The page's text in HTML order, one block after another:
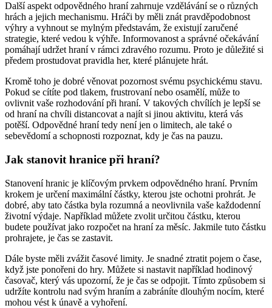
Další aspekt odpovědného hraní zahrnuje vzdělávání se o různých
hrách a jejich mechanismu. Hráči by měli znát pravděpodobnost
výhry a vyhnout se mylným představám, že existují zaručené
strategie, které vedou k výhře. Informovanost a správné očekávání
pomáhají udržet hraní v rámci zdravého rozumu. Proto je důležité si
předem prostudovat pravidla her, které plánujete hrát.
Kromě toho je dobré věnovat pozornost svému psychickému stavu.
Pokud se cítíte pod tlakem, frustrovaní nebo osamělí, může to
ovlivnit vaše rozhodování při hraní. V takových chvílích je lepší se
od hraní na chvíli distancovat a najít si jinou aktivitu, která vás
potěší. Odpovědné hraní tedy není jen o limitech, ale také o
sebevědomí a schopnosti rozpoznat, kdy je čas na pauzu.
Jak stanovit hranice při hraní?
Stanovení hranic je klíčovým prvkem odpovědného hraní. Prvním
krokem je určení maximální částky, kterou jste ochotni prohrát. Je
dobré, aby tato částka byla rozumná a neovlivnila vaše každodenní
životní výdaje. Například můžete zvolit určitou částku, kterou
budete používat jako rozpočet na hraní za měsíc. Jakmile tuto částku
prohrajete, je čas se zastavit.
Dále byste měli zvážit časové limity. Je snadné ztratit pojem o čase,
když jste ponořeni do hry. Můžete si nastavit například hodinový
časovač, který vás upozorní, že je čas se odpojit. Tímto způsobem si
udržíte kontrolu nad svým hraním a zabráníte dlouhým nocím, které
mohou vést k únavě a vyhoření.